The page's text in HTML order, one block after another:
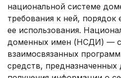
национальной системе
требования к ней, порядок
ее использования.
доменных имен (НСДИ) —
взаимосвязанных
средств, предназначенных